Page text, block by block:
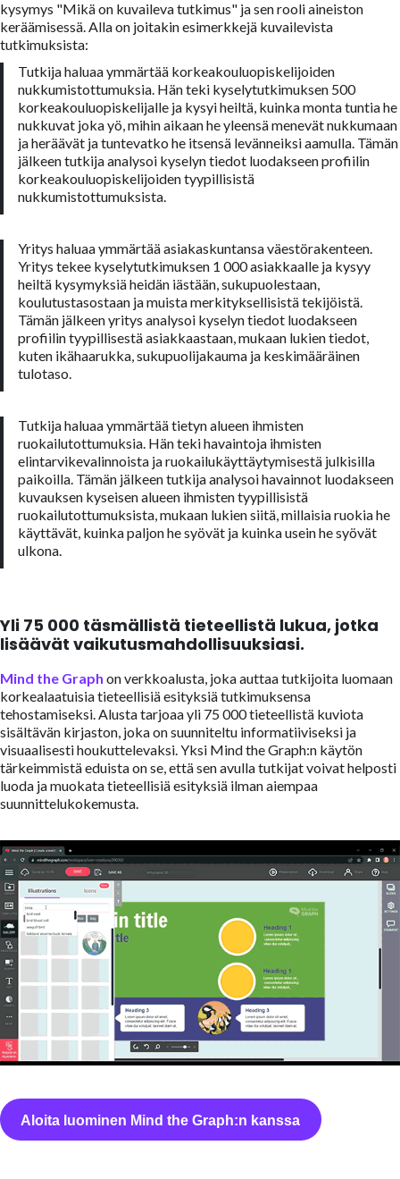
kysymys "Mikä on kuvaileva tutkimus" ja sen rooli aineiston
keräämisessä. Alla on joitakin esimerkkejä kuvailevista
tutkimuksista:
Tutkija haluaa ymmärtää korkeakouluopiskelijoiden
nukkumistottumuksia. Hän teki kyselytutkimuksen 500
korkeakouluopiskelijalle ja kysyi heiltä, kuinka monta tuntia he
nukkuvat joka yö, mihin aikaan he yleensä menevät nukkumaan
ja heräävät ja tuntevatko he itsensä levänneiksi aamulla. Tämän
jälkeen tutkija analysoi kyselyn tiedot luodakseen profiilin
korkeakouluopiskelijoiden tyypillisistä
nukkumistottumuksista.
Yritys haluaa ymmärtää asiakaskuntansa väestörakenteen.
Yritys tekee kyselytutkimuksen 1 000 asiakkaalle ja kysyy
heiltä kysymyksiä heidän iästään, sukupuolestaan,
koulutustasostaan ja muista merkityksellisistä tekijöistä.
Tämän jälkeen yritys analysoi kyselyn tiedot luodakseen
profiilin tyypillisestä asiakkaastaan, mukaan lukien tiedot,
kuten ikähaarukka, sukupuolijakauma ja keskimääräinen
tulotaso.
Tutkija haluaa ymmärtää tietyn alueen ihmisten
ruokailutottumuksia. Hän teki havaintoja ihmisten
elintarvikevalinnoista ja ruokailukäyttäytymisestä julkisilla
paikoilla. Tämän jälkeen tutkija analysoi havainnot luodakseen
kuvauksen kyseisen alueen ihmisten tyypillisistä
ruokailutottumuksista, mukaan lukien siitä, millaisia ruokia he
käyttävät, kuinka paljon he syövät ja kuinka usein he syövät
ulkona.
Yli 75 000 täsmällistä tieteellistä lukua, jotka
lisäävät vaikutusmahdollisuuksiasi.
Mind the Graph on verkkoalusta, joka auttaa tutkijoita luomaan
korkealaatuisia tieteellisiä esityksiä tutkimuksensa
tehostamiseksi. Alusta tarjoaa yli 75 000 tieteellistä kuviota
sisältävän kirjaston, joka on suunniteltu informatiiviseksi ja
visuaalisesti houkuttelevaksi. Yksi Mind the Graph:n käytön
tärkeimmistä eduista on se, että sen avulla tutkijat voivat helposti
luoda ja muokata tieteellisiä esityksiä ilman aiempaa
suunnittelukokemusta.
Aloita luominen Mind the Graph:n kanssa